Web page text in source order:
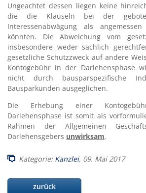
Ungeachtet dessen liegen keine
die die Klauseln bei der
Interessenabwägung als
könnten. Die Abweichung vom
insbesondere weder sachlich
gesetzliche Schutzzweck auf andere
Kontogebühr in der Darlehensphase
nicht durch bausparspezifische
Bausparkunden ausgeglichen.
Die Erhebung einer
Darlehensphase ist somit als
Rahmen der Allgemeinen
Darlehensgebers unwirksam.
Kategorie: Kanzlei, 09. Mai 2017
zurück